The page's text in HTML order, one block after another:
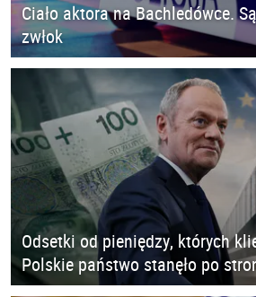
Ciało aktora na Bachledówce.
zwłok
Odsetki od pieniędzy, których
Polskie państwo stanęło po